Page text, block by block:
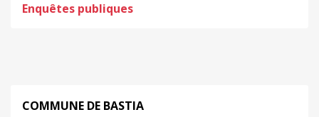
Enquêtes publiques
COMMUNE DE BASTIA